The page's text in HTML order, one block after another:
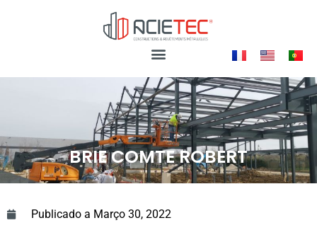
BRIE COMTE ROBERT
Publicado a Março 30, 2022